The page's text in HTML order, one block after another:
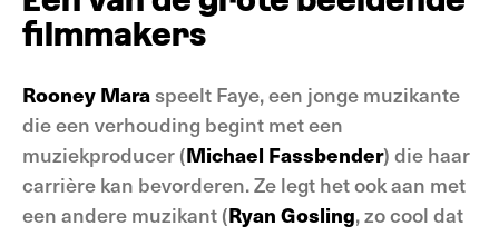
filmmakers
Rooney Maraspeelt Faye, een jonge muzikante
die een verhouding begint met een
muziekproducer (Michael Fassbender) die haar
carrière kan bevorderen. Ze legt het ook aan met
een andere muzikant (Ryan Gosling, zo cool dat